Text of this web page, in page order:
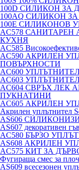
100D СИЛИКОН
100AQ СИЛИКОН
100E СИЛИКОНОВ
AC578
КУХНЯ
AC585
AC590 АКРИЛЕН
ПОВЪРХНОСТИ
AC600
AC603
AC604 СВРЪХ ЛЕК
ПУКНАТИНИ
AC605 АКРИЛЕН
Акрилен уплътнител
AS606
AS607 декоративен
AC580 БЪРЗО
AS608 АКРИЛЕН
AC575 КИТ ЗА
Фугираща смес за
AS609 всесезонен